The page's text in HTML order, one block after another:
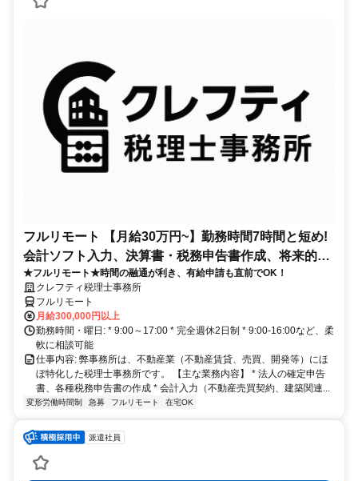
フルリモート 【月給30万円~】勤務時間7時間と短め!
会計ソフト入力、決算書・税務申告書作成、将来的に
決算説明も
★フルリモート★時間の融通が利き、有給申請も直前でOK！
クレフティ税理士事務所
フルリモート
月給300,000円以上
勤務時間・曜日: * 9:00～17:00 * 完全週休2日制 * 9:00-16:00など、柔
軟に相談可能
仕事内容: 弊事務所は、不動産業（不動産賃貸、売買、開発等）にほ
ぼ特化した税理士事務所です。 【主な業務内容】 * 法人の確定申告
書、各種税務申告書の作成 * 会計入力（不動産売買契約、建築関連...
変形労働時間制 急募 フルリモート 在宅OK
派遣社員